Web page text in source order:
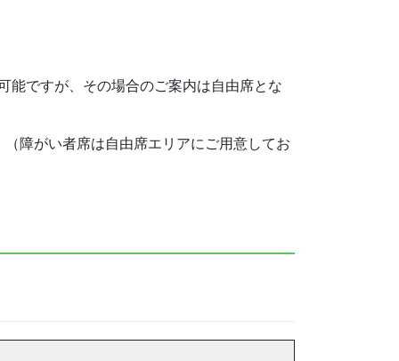
能ですが、その場合のご案内は自由席とな
障がい者席は自由席エリアにご用意してお